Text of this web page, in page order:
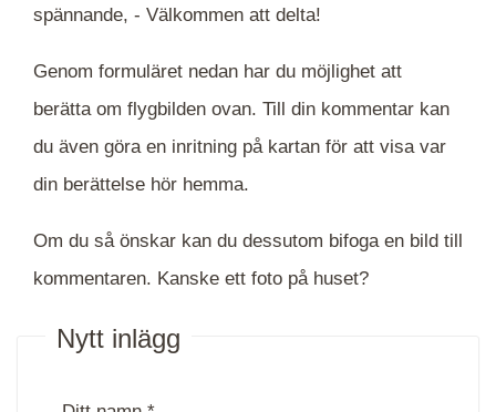
spännande, - Välkommen att delta!
Genom formuläret nedan har du möjlighet att
berätta om flygbilden ovan. Till din kommentar kan
du även göra en inritning på kartan för att visa var
din berättelse hör hemma.
Om du så önskar kan du dessutom bifoga en bild till
kommentaren. Kanske ett foto på huset?
Nytt inlägg